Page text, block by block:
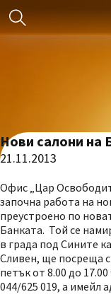
Нови салони на
21.11.2013
Офис „Цар
започна работа на
преустроено по
Банката. Той се
в града под Сините
Сливен, ще посреща
петък от 8.00 до
044/625 019, а имейл